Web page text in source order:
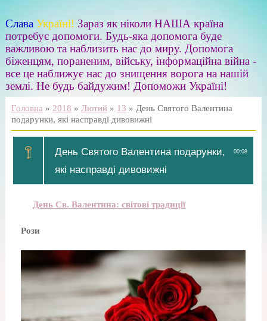
Слава Україні! Зараз як ніколи НАША країна
потребує допомоги. Будь-яка допомога буде
важливою та наблизить нас до миру. Допомога
біженцям, пораненим, війську, інформаційна війна -
все це наближує нас до знищення ворога на нашій
землі. Не будь байдужим! Допоможи Україні!
Головна » 2018 » Лютий » 13 » День Святого Валентина
подарунки, які насправді дивовижні
00:08
День Святого Валентина подарунки,
які насправді дивовижні
День Св. Валентина: світові традиції
Рози